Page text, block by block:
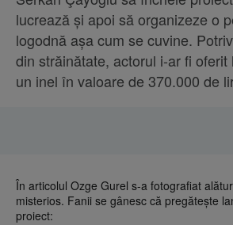
lucrează și apoi să organizeze o
logodnă așa cum se cuvine.
din străinătate, actorul i-ar fi oferit
un inel în valoare de 370.000 de
În articolul Ozge Gurel s-a fotografiat
misterios. Fanii se gânesc că pregătește
proiect: